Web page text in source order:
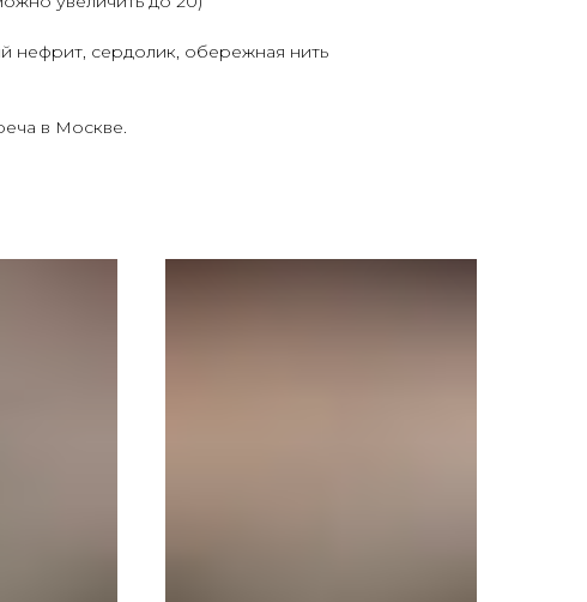
нефрит, сердолик, обережная нить
в Москве.